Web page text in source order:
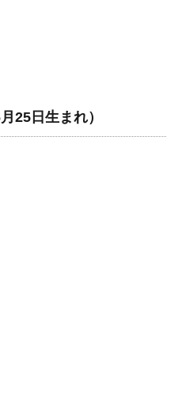
25日生まれ）